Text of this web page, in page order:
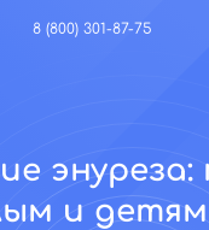
8 (800) 301-87-75
и